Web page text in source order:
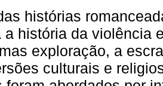
histórias
a história da violência
exploração, a
culturais e